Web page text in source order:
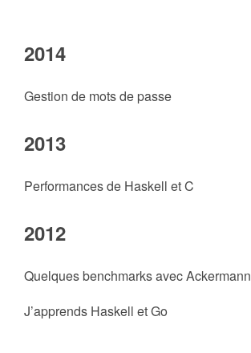
2014
Gestion de mots de passe
2013
Performances de Haskell et C
2012
Quelques benchmarks avec Ackermann
J’apprends Haskell et Go